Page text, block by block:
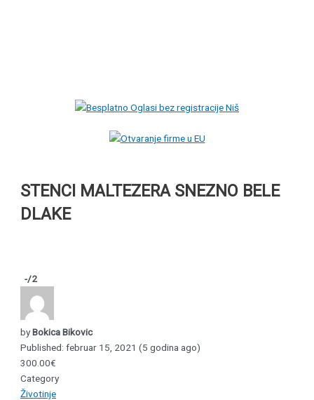
STENCI MALTEZERA SNEZNO BELE
DLAKE
-/2
byBokica Bikovic
Published: februar 15, 2021 (5 godina ago)
300.00€
Category
Životinje